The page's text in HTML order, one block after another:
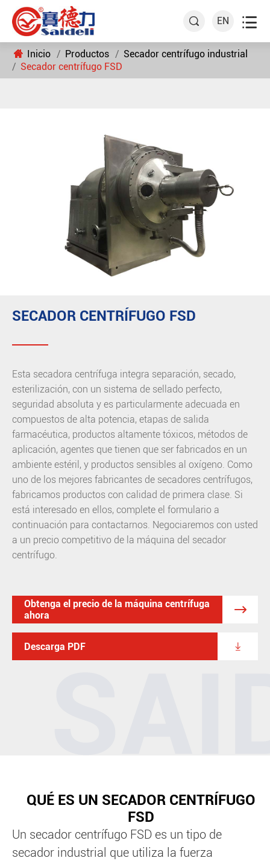
 EN 
Inicio Productos
Secador centrífugo industrial
Secador centrífugo FSD
SECADOR CENTRÍFUGO FSD
Esta secadora centrífuga integra separación, secado,
esterilización, con un sistema de sellado perfecto,
seguridad absoluta y es particularmente adecuada en
compuestos de alta potencia, etapas de salida
farmacéutica, productos altamente tóxicos, métodos de
aplicación, agentes que tienen que ser fabricados en un
ambiente estéril, y productos sensibles al oxígeno. Como
uno de los mejores fabricantes de secadores centrífugos,
fabricamos productos con calidad de primera clase. Si
está interesado en ellos, complete el formulario a
continuación para contactarnos. Negociaremos con usted
a un precio competitivo de la máquina del secador
centrífugo.
Obtenga el precio de la máquina centrífuga
ahora

Descarga PDF 
QUÉ ES UN SECADOR CENTRÍFUGO
FSD
Un secador centrífugo FSD es un tipo de
secador industrial que utiliza la fuerza